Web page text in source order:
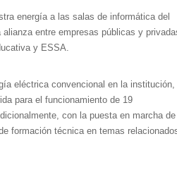
energía a las salas de informática del
entre empresas públicas y
y ESSA.
eléctrica convencional en la institución,
para el funcionamiento de 19
con la puesta en marcha de
formación técnica en temas